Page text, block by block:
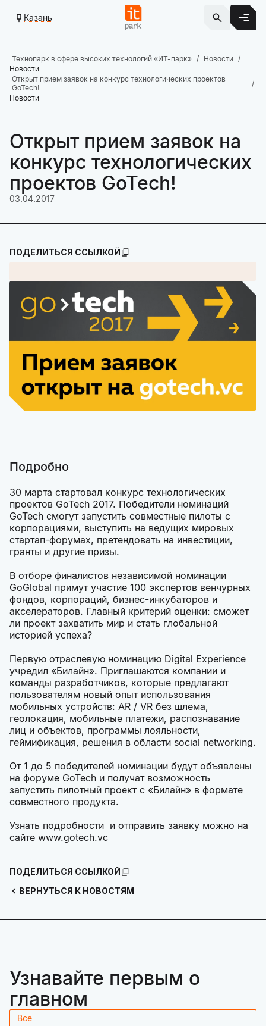
Казань
Технопарк в сфере высоких технологий «ИТ-парк»
Новости
Новости
Открыт прием заявок на конкурс технологических проектов
GoTech!
Новости
Открыт прием заявок на
конкурс технологических
проектов GoTech!
03.04.2017
ПОДЕЛИТЬСЯ ССЫЛКОЙ
Подробно
30 марта стартовал конкурс технологических
проектов GoTech 2017. Победители номинаций
GoTech смогут запустить совместные пилоты с
корпорациями, выступить на ведущих мировых
стартап-форумах, претендовать на инвестиции,
гранты и другие призы.
В отборе финалистов независимой номинации
GoGlobal примут участие 100 экспертов венчурных
фондов, корпораций, бизнес-инкубаторов и
акселераторов. Главный критерий оценки: сможет
ли проект захватить мир и стать глобальной
историей успеха?
Первую отраслевую номинацию Digital Experience
учредил «Билайн». Приглашаются компании и
команды разработчиков, которые предлагают
пользователям новый опыт использования
мобильных устройств: AR / VR без шлема,
геолокация, мобильные платежи, распознавание
лиц и объектов, программы лояльности,
геймификация, решения в области social networking.
От 1 до 5 победителей номинации будут объявлены
на форуме GoTech и получат возможность
запустить пилотный проект с «Билайн» в формате
совместного продукта.
Узнать подробности и отправить заявку можно на
сайте www.gotech.vc
ВЕРНУТЬСЯ К НОВОСТЯМ
ПОДЕЛИТЬСЯ ССЫЛКОЙ
Узнавайте первым о
главном
Все